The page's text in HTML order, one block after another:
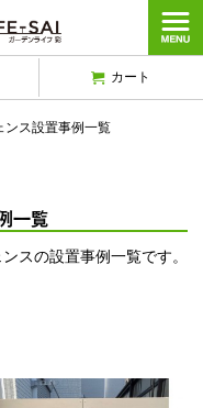
カート
ンス設置事例一覧
一覧
スの設置事例一覧です。